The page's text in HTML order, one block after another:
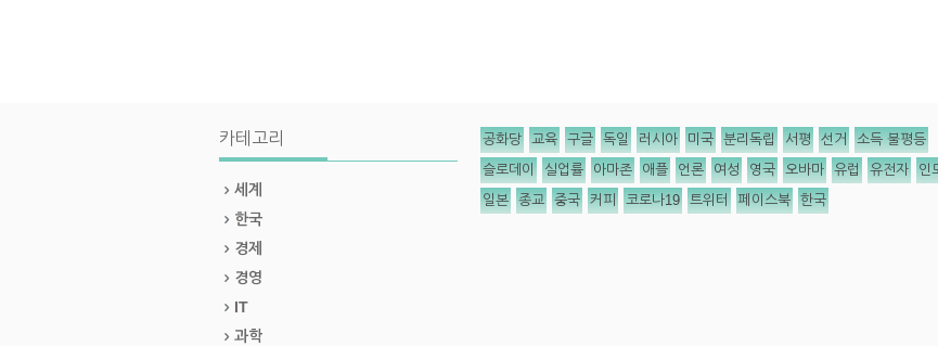
카테고리
세계
한국
경제
경영
IT
과학
공화당 교육 구글 독일 러시아 미국 분리독립 서평 선거 소득 불평등
슬로데이 실업률 아마존 애플 언론 여성 영국 오바마 유럽 유전자 인
일본 종교 중국 커피 코로나19 트위터 페이스북 한국